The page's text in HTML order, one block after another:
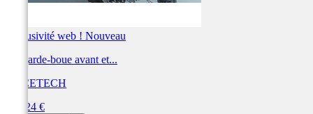
Exclusivité web ! Nouveau
Kit garde-boue avant et...
RACETECH
103,24 €